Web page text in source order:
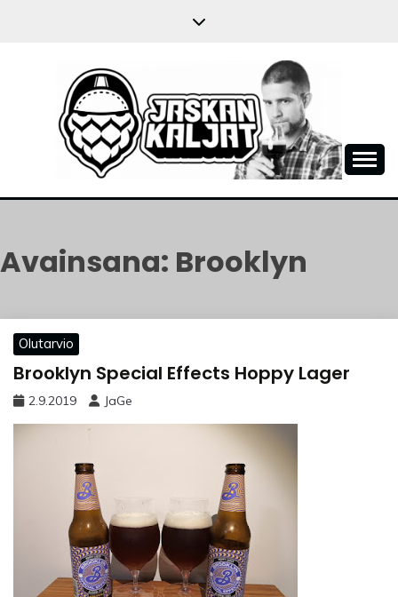
JASKANKALJAT
Avainsana: Brooklyn
Olutarvio
Brooklyn Special Effects Hoppy Lager
2.9.2019 JaGe